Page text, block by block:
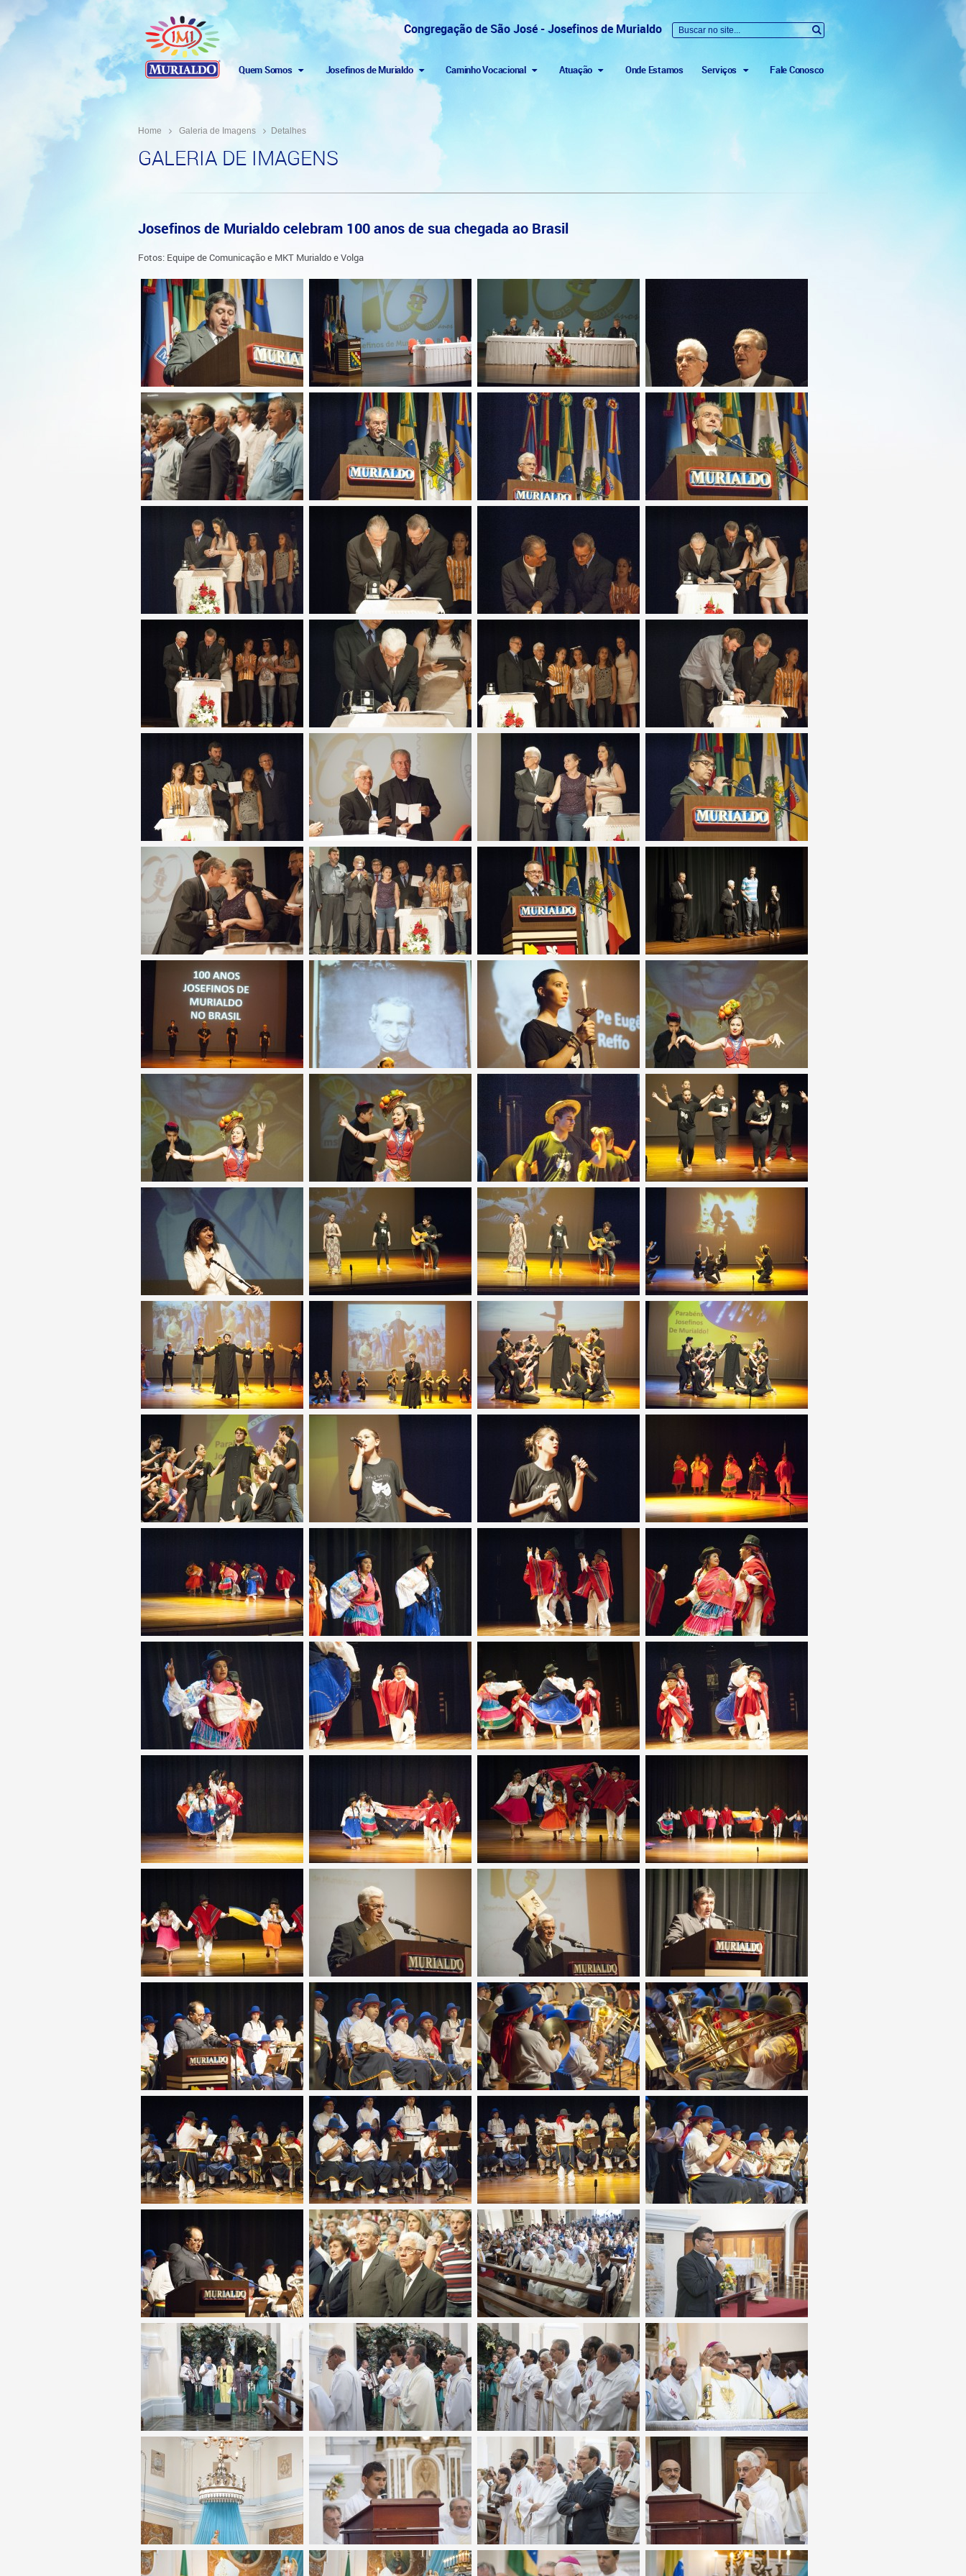
Congregação de São José - Josefinos de Murialdo
Quem Somos Josefinos de Murialdo Caminho Vocacional Atuação Onde Estamos Serviços Fale Conosco
Home Galeria de Imagens Detalhes
GALERIA DE IMAGENS
Josefinos de Murialdo celebram 100 anos de sua chegada ao Brasil
Fotos: Equipe de Comunicação e MKT Murialdo e Volga